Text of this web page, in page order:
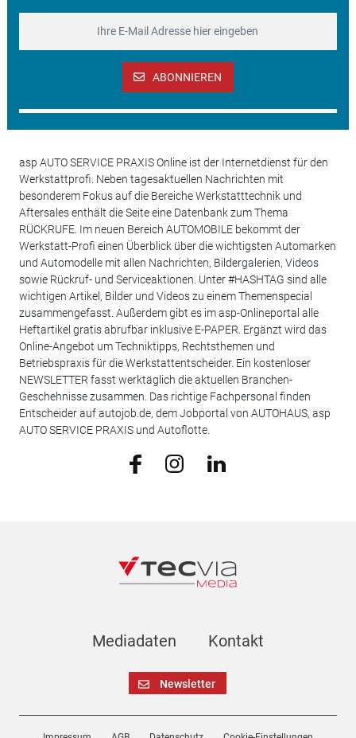
ABONNIEREN
asp AUTO SERVICE PRAXIS Online ist der Internetdienst für den
Werkstattprofi. Neben tagesaktuellen Nachrichten mit
besonderem Fokus auf die Bereiche Werkstatttechnik und
Aftersales enthält die Seite eine Datenbank zum Thema
RÜCKRUFE. Im neuen Bereich AUTOMOBILE bekommt der
Werkstatt-Profi einen Überblick über die wichtigsten Automarken
und Automodelle mit allen Nachrichten, Bildergalerien, Videos
sowie Rückruf- und Serviceaktionen. Unter #HASHTAG sind alle
wichtigen Artikel, Bilder und Videos zu einem Themenspecial
zusammengefasst. Außerdem gibt es im asp-Onlineportal alle
Heftartikel gratis abrufbar inklusive E-PAPER. Ergänzt wird das
Online-Angebot um Techniktipps, Rechtsthemen und
Betriebspraxis für die Werkstattentscheider. Ein kostenloser
NEWSLETTER fasst werktäglich die aktuellen Branchen-
Geschehnisse zusammen. Das richtige Fachpersonal finden
Entscheider auf autojob.de, dem Jobportal von AUTOHAUS, asp
AUTO SERVICE PRAXIS und Autoflotte.
Mediadaten Kontakt
Newsletter